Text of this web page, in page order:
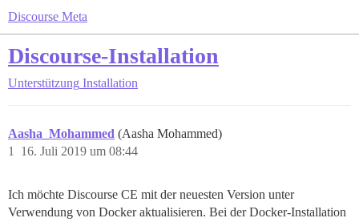
Discourse Meta
Discourse-Installation
Unterstützung Installation
Aasha_Mohammed (Aasha Mohammed)
16. Juli 2019 um 08:44
1
Ich möchte Discourse CE mit der neuesten Version unter
Verwendung von Docker aktualisieren. Bei der Docker-Installation